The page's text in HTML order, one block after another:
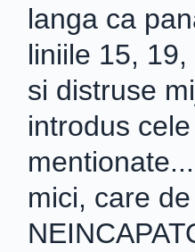
langa ca
liniile 15,
si distruse
introdus
mici, care